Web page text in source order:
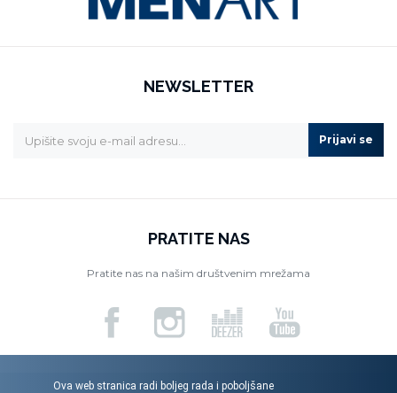
NEWSLETTER
Prijavi se
PRATITE NAS
Pratite nas na našim društvenim mrežama
Ova web stranica radi boljeg rada i poboljšane